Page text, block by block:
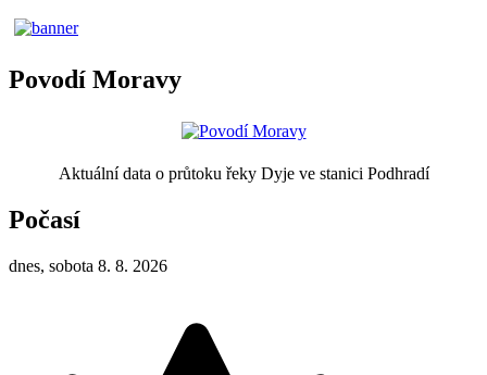
Povodí Moravy
Aktuální data o průtoku řeky Dyje ve stanici Podhradí
Počasí
dnes, sobota 8. 8. 2026